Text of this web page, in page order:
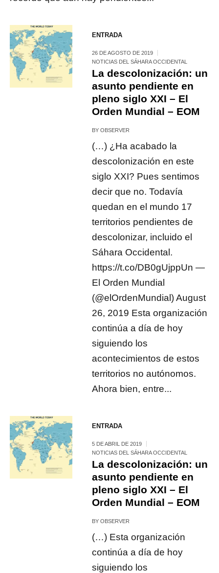
ENTRADA
26 DE AGOSTO DE 2019
NOTICIAS DEL SÁHARA OCCIDENTAL
La descolonización: un
asunto pendiente en
pleno siglo XXI – El
Orden Mundial – EOM
BYOBSERVER
(…) ¿Ha acabado la
descolonización en este
siglo XXI? Pues sentimos
decir que no. Todavía
quedan en el mundo 17
territorios pendientes de
descolonizar, incluido el
Sáhara Occidental.
https://t.co/DB0gUjppUn —
El Orden Mundial
(@elOrdenMundial) August
26, 2019 Esta organización
continúa a día de hoy
siguiendo los
acontecimientos de estos
territorios no autónomos.
Ahora bien, entre...
ENTRADA
5 DE ABRIL DE 2019
NOTICIAS DEL SÁHARA OCCIDENTAL
La descolonización: un
asunto pendiente en
pleno siglo XXI – El
Orden Mundial – EOM
BYOBSERVER
(…) Esta organización
continúa a día de hoy
siguiendo los